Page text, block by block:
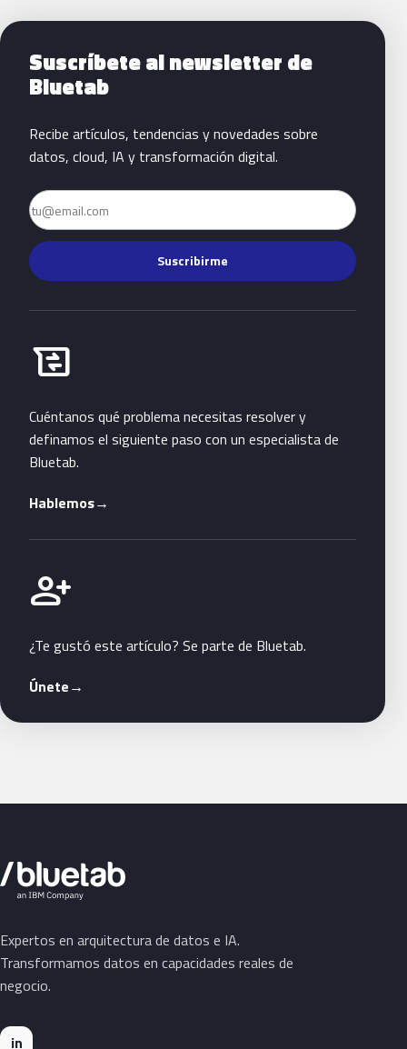
Siguientes pasos con Bluetab
Suscríbete al newsletter de
Bluetab
Recibe artículos, tendencias y novedades sobre
datos, cloud, IA y transformación digital.
Email
Suscribirme
business_messages
Habla con Bluetab
Cuéntanos qué problema necesitas resolver y
definamos el siguiente paso con un especialista de
Bluetab.
Hablemos→
person_add
Únete a Bluetab
¿Te gustó este artículo? Se parte de Bluetab.
Únete→
Expertos en arquitectura de datos e IA.
Transformamos datos en capacidades reales de
negocio.
in